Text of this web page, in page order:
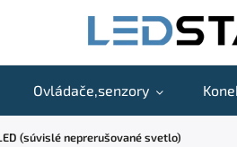
Ovládače,senzory
(súvislé neprerušované svetlo)